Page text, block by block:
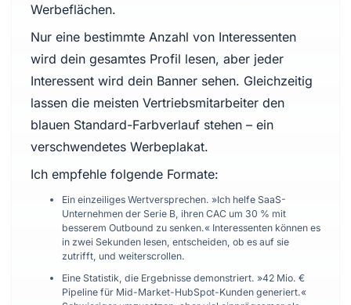
Werbeflächen.
Nur eine bestimmte Anzahl von Interessenten
wird dein gesamtes Profil lesen, aber jeder
Interessent wird dein Banner sehen. Gleichzeitig
lassen die meisten Vertriebsmitarbeiter den
blauen Standard-Farbverlauf stehen – ein
verschwendetes Werbeplakat.
Ich empfehle folgende Formate:
Ein einzeiliges Wertversprechen. »Ich helfe SaaS-
Unternehmen der Serie B, ihren CAC um 30 % mit
besserem Outbound zu senken.« Interessenten können es
in zwei Sekunden lesen, entscheiden, ob es auf sie
zutrifft, und weiterscrollen.
Eine Statistik, die Ergebnisse demonstriert. »42 Mio. €
Pipeline für Mid-Market-HubSpot-Kunden generiert.«